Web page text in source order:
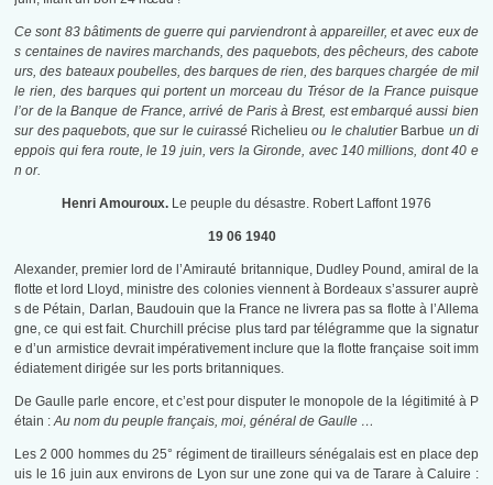
Ce sont 83 bâtiments de guerre qui parviendront à appareiller, et avec eux de
s centaines de navires marchands, des paquebots, des pêcheurs, des cabote
urs, des bateaux poubelles, des barques de rien, des barques chargée de mil
le rien, des barques qui portent un morceau du Trésor de la France puisque
l’or de la Banque de France, arrivé de Paris à Brest, est embarqué aussi bien
sur des paquebots, que sur le cuirasséRichelieuou le chalutierBarbue un di
eppois qui fera route, le 19 juin, vers la Gironde, avec 140 millions, dont 40 e
n or.
Henri Amouroux. Le peuple du désastre. Robert Laffont 1976
19 06 1940
Alexander, premier lord de l’Amirauté britannique, Dudley Pound, amiral de la
flotte et lord Lloyd, ministre des colonies viennent à Bordeaux s’assurer auprè
s de Pétain, Darlan, Baudouin que la France ne livrera pas sa flotte à l’Allema
gne, ce qui est fait. Churchill précise plus tard par télégramme que la signatur
e d’un armistice devrait impérativement inclure que la flotte française soit imm
édiatement dirigée sur les ports britanniques.
De Gaulle parle encore, et c’est pour disputer le monopole de la légitimité à P
étain :Au nom du peuple français, moi, général de Gaulle …
Les 2 000 hommes du 25° régiment de tirailleurs sénégalais est en place dep
uis le 16 juin aux environs de Lyon sur une zone qui va de Tarare à Caluire :